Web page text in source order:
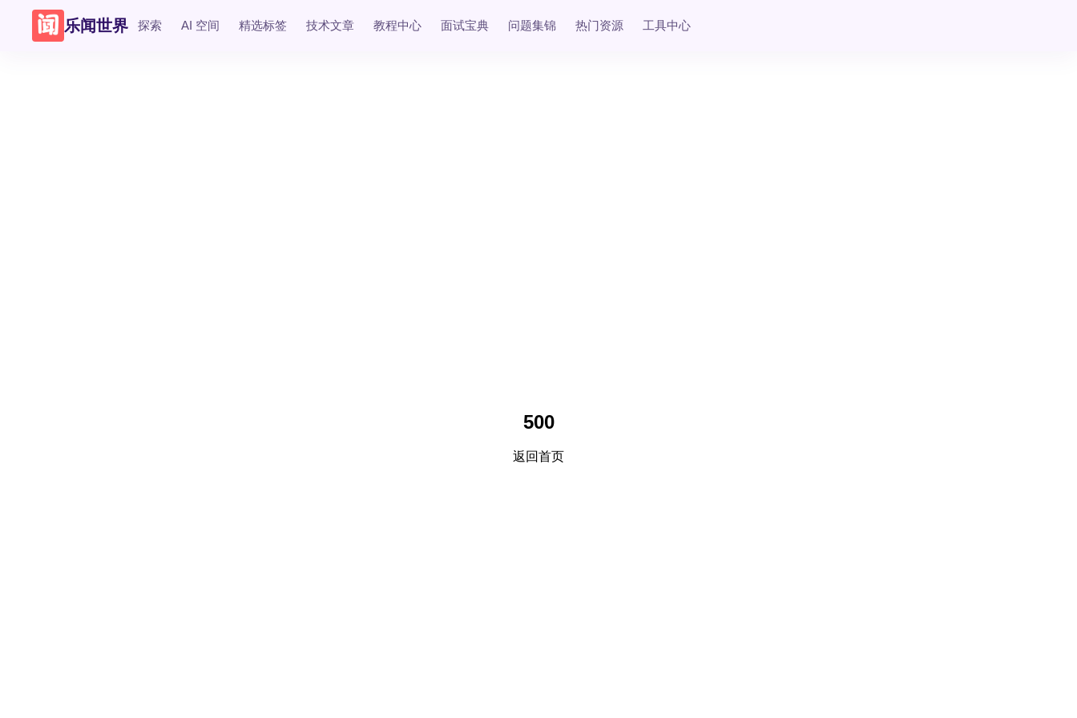
乐闻世界 探索 AI 空间 精选标签 技术文章 教程中心 面试宝典 问题集锦 热门资源 工具中心
500
返回首页